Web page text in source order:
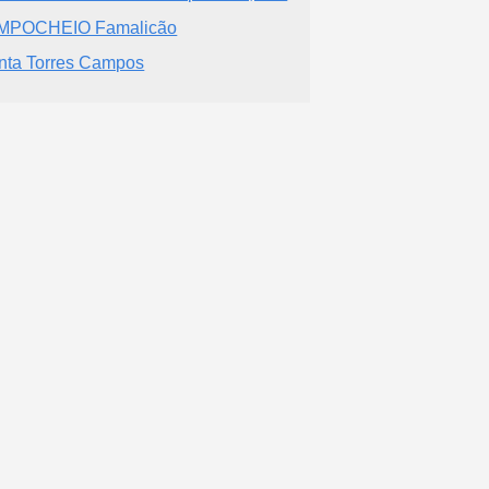
Famalicão
Torres Campos